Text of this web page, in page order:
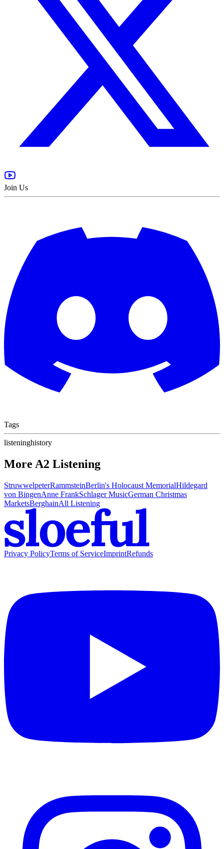
Join Us
Tags
listeninghistory
More A2 Listening
StruwwelpeterRammsteinBerlin's Holocaust MemorialHildegard
von BingenAnne FrankSchlager MusicGerman Christmas
MarketsBerghainAll Listening
Privacy PolicyTerms of ServiceImprintRefunds